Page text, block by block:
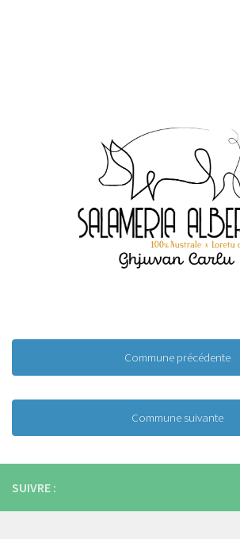
Commune précédente
Commune suivante
SUIVRE :